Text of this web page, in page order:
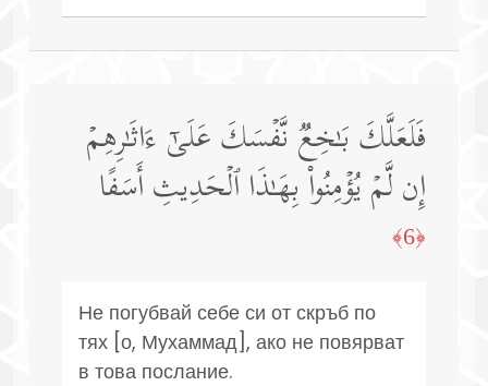
فَلَعَلَّكَ بَـٰخِعࣱ نَّفۡسَكَ عَلَىٰۤ ءَاثَـٰرِهِمۡ
إِن لَّمۡ یُؤۡمِنُوا۟ بِهَـٰذَا ٱلۡحَدِیثِ أَسَفًا
﴿6﴾
Не погубвай себе си от скръб по
тях [о, Мухаммад], ако не повярват
в това послание.